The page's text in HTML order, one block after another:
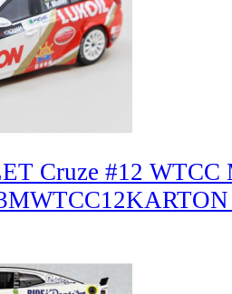
Cruze #12 WTCC